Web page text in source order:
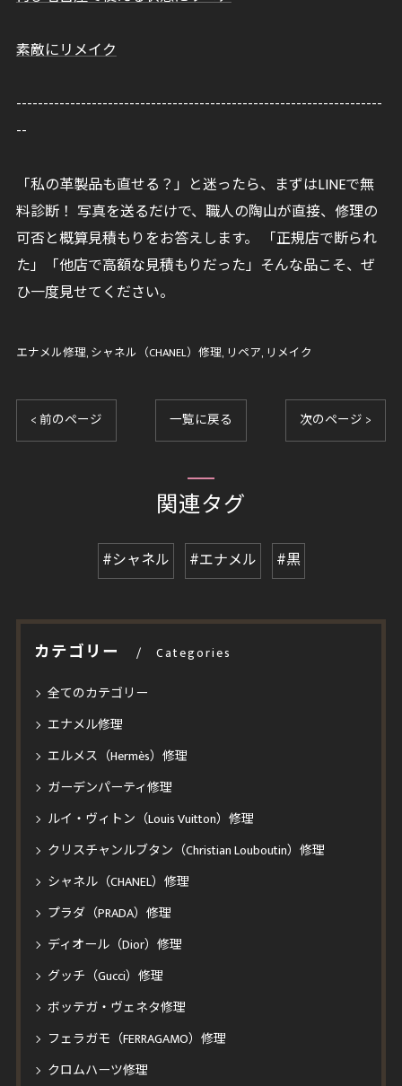
素敵にリメイク
--------------------------------------------------------------------
--
「私の革製品も直せる？」と迷ったら、まずはLINEで無
料診断！ 写真を送るだけで、職人の陶山が直接、修理の
可否と概算見積もりをお答えします。 「正規店で断られ
た」「他店で高額な見積もりだった」そんな品こそ、ぜ
ひ一度見せてください。
エナメル修理 シャネル（CHANEL）修理 リペア リメイク
< 前のページ 一覧に戻る 次のページ >
関連タグ
#シャネル #エナメル #黒
カテゴリー Categories
全てのカテゴリー
エナメル修理
エルメス（Hermès）修理
ガーデンパーティ修理
ルイ・ヴィトン（Louis Vuitton）修理
クリスチャンルブタン（Christian Louboutin）修理
シャネル（CHANEL）修理
プラダ（PRADA）修理
ディオール（Dior）修理
グッチ（Gucci）修理
ボッテガ・ヴェネタ修理
フェラガモ（FERRAGAMO）修理
クロムハーツ修理